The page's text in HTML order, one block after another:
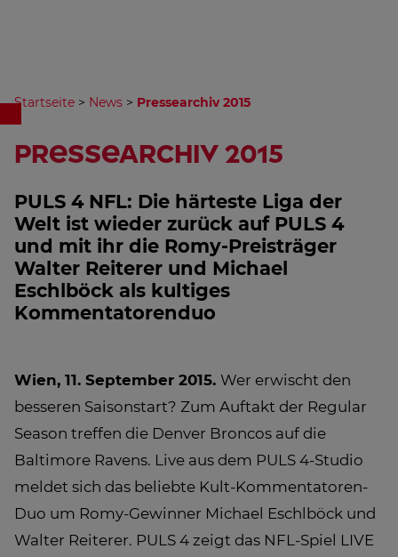
Startseite > News > Pressearchiv 2015
Pressearchiv 2015
PULS 4 NFL: Die härteste Liga der
Welt ist wieder zurück auf PULS 4
und mit ihr die Romy-Preisträger
Walter Reiterer und Michael
Eschlböck als kultiges
Kommentatorenduo
Wien, 11. September 2015. Wer erwischt den
besseren Saisonstart? Zum Auftakt der Regular
Season treffen die Denver Broncos auf die
Baltimore Ravens. Live aus dem PULS 4-Studio
meldet sich das beliebte Kult-Kommentatoren-
Duo um Romy-Gewinner Michael Eschlböck und
Walter Reiterer. PULS 4 zeigt das NFL-Spiel LIVE